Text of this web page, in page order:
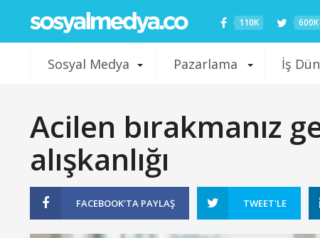
110K 600K
Sosyal Medya Pazarlama İş
Acilen bırakmanız
alışkanlığı
FACEBOOK'TA PAYLAŞ TWEET'LE